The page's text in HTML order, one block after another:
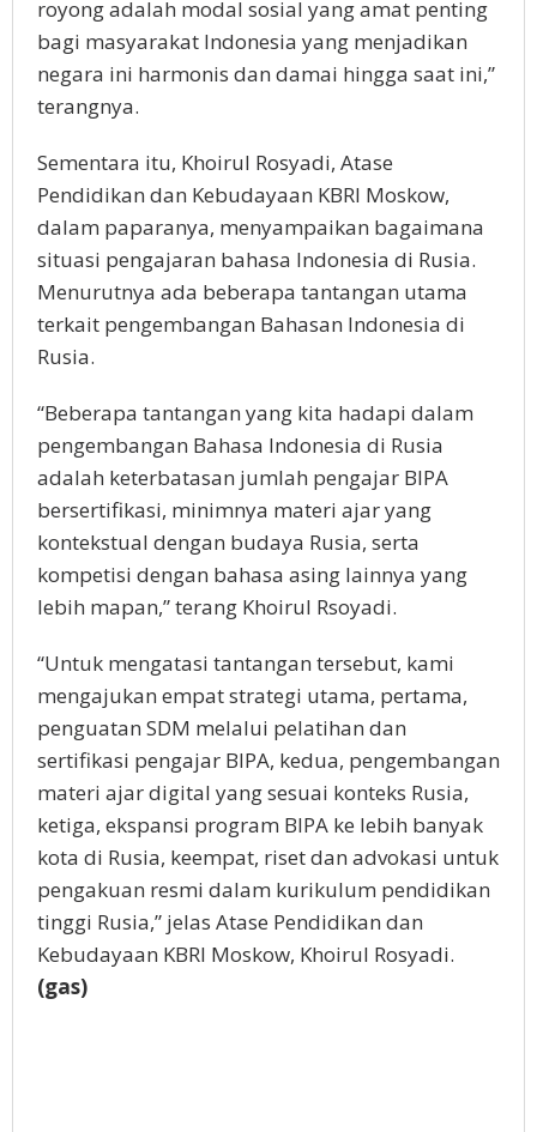
royong adalah modal sosial yang amat penting
bagi masyarakat Indonesia yang menjadikan
negara ini harmonis dan damai hingga saat ini,”
terangnya.
Sementara itu, Khoirul Rosyadi, Atase
Pendidikan dan Kebudayaan KBRI Moskow,
dalam paparanya, menyampaikan bagaimana
situasi pengajaran bahasa Indonesia di Rusia.
Menurutnya ada beberapa tantangan utama
terkait pengembangan Bahasan Indonesia di
Rusia.
“Beberapa tantangan yang kita hadapi dalam
pengembangan Bahasa Indonesia di Rusia
adalah keterbatasan jumlah pengajar BIPA
bersertifikasi, minimnya materi ajar yang
kontekstual dengan budaya Rusia, serta
kompetisi dengan bahasa asing lainnya yang
lebih mapan,” terang Khoirul Rsoyadi.
“Untuk mengatasi tantangan tersebut, kami
mengajukan empat strategi utama, pertama,
penguatan SDM melalui pelatihan dan
sertifikasi pengajar BIPA, kedua, pengembangan
materi ajar digital yang sesuai konteks Rusia,
ketiga, ekspansi program BIPA ke lebih banyak
kota di Rusia, keempat, riset dan advokasi untuk
pengakuan resmi dalam kurikulum pendidikan
tinggi Rusia,” jelas Atase Pendidikan dan
Kebudayaan KBRI Moskow, Khoirul Rosyadi.
(gas)